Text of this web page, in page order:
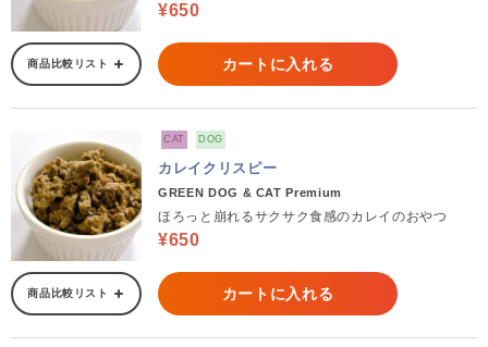
¥650
商品比較リスト カートに入れる
CAT DOG
カレイクリスピー
GREEN DOG & CAT Premium
ほろっと崩れるサクサク食感のカレイのおやつ
¥650
商品比較リスト カートに入れる